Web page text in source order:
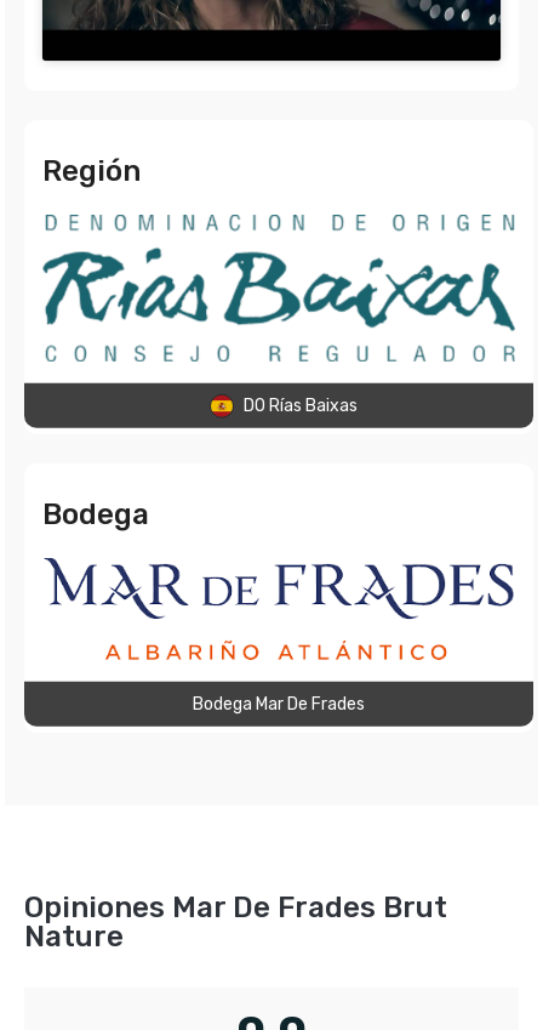
Región
DO Rías Baixas
Bodega
Bodega Mar De Frades
Opiniones Mar De Frades Brut
Nature